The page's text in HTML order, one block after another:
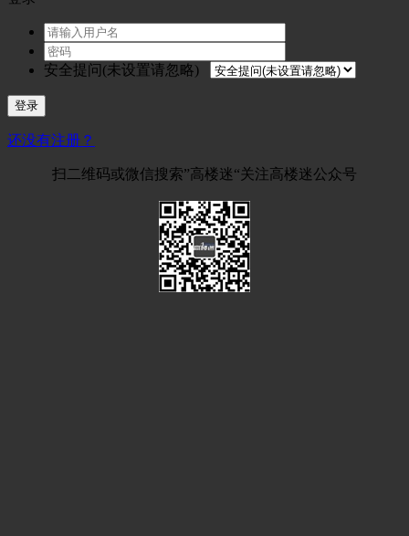
安全提问(未设置请忽略)
登录
还没有注册？
扫二维码或微信搜索”高楼迷“关注高楼迷公众号